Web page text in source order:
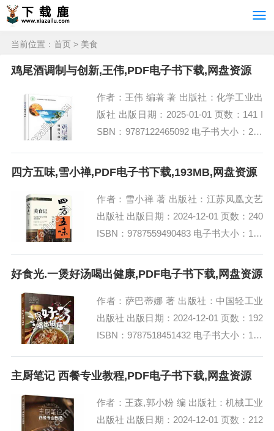
当前位置： 首页 > 美食
鸡尾酒调制与创新,王伟,PDF电子书下载,网盘资源
作者：王伟 编著 著 出版社：化学工业出
版社 出版日期：2025-01-01 页数：141 I
SBN：9787122465092 电子书大小：229
四方五味,雪小禅,PDF电子书下载,193MB,网盘资源
作者：雪小禅 著 出版社：江苏凤凰文艺
出版社 出版日期：2024-12-01 页数：240
ISBN：9787559490483 电子书大小：193
好食光.一煲好汤喝出健康,PDF电子书下载,网盘资源
作者：萨巴蒂娜 著 出版社：中国轻工业
出版社 出版日期：2024-12-01 页数：192
ISBN：9787518451432 电子书大小：188
主厨笔记 西餐专业教程,PDF电子书下载,网盘资源
作者：王森,郭小粉 编 出版社：机械工业
出版社 出版日期：2024-12-01 页数：212